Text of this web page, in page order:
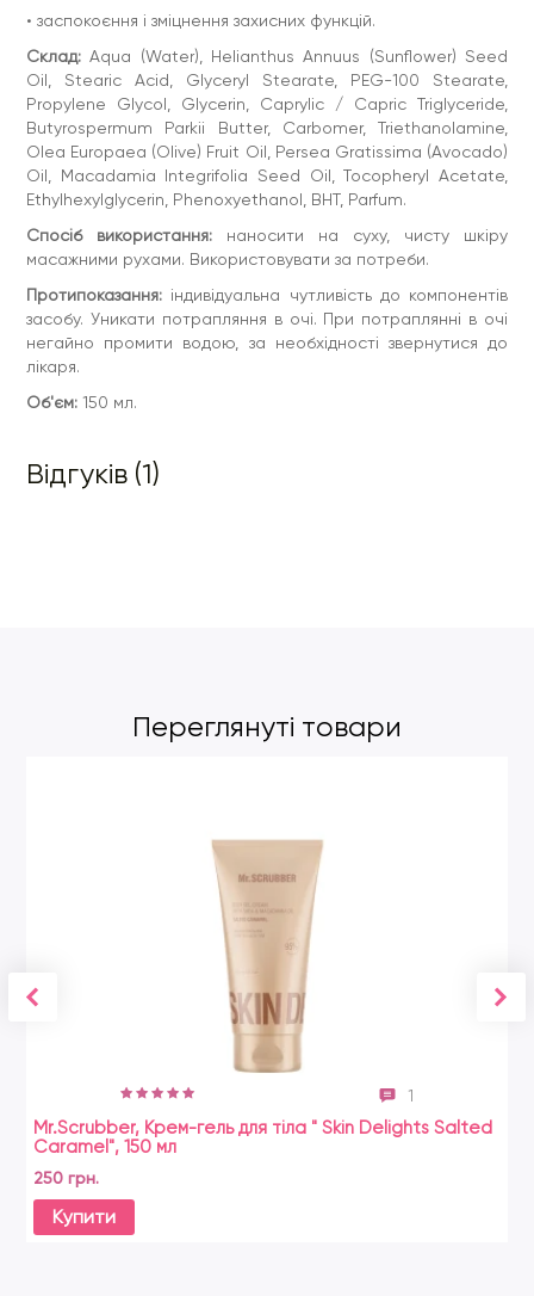
• заспокоєння і зміцнення захисних функцій.
Склад:Aqua (Water), Helianthus Annuus (Sunflower) Seed
Oil, Stearic Acid, Glyceryl Stearate, PEG-100 Stearate,
Propylene Glycol, Glycerin, Caprylic / Capric Triglyceride,
Butyrospermum Parkii Butter, Carbomer, Triethanolamine,
Olea Europaea (Olive) Fruit Oil, Persea Gratissima (Avocado)
Оil, Macadamia Integrifolia Seed Oil, Tocopheryl Acetate,
Ethylhexylglycerin, Phenoxyethanol, BHT, Parfum.
Спосіб використання: наносити на суху, чисту шкіру
масажними рухами. Використовувати за потреби.
Протипоказання: індивідуальна чутливість до компонентів
засобу. Уникати потрапляння в очі. При потраплянні в очі
негайно промити водою, за необхідності звернутися до
лікаря.
Об'єм: 150 мл.
Відгуків (1)
Переглянуті товари
1
Mr.Scrubber, Крем-гель для тіла " Skin Delights Salted
Caramel", 150 мл
250 грн.
Купити